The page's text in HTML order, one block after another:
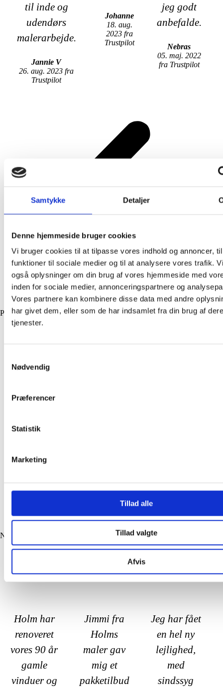
Samtykke Detaljer
Denne hjemmeside bruger cookies
Vi bruger cookies til at tilpasse vores indhold og annoncer,
funktioner til sociale medier og til at analysere vores trafik.
også oplysninger om din brug af vores hjemmeside med
inden for sociale medier, annonceringspartnere og
Vores partnere kan kombinere disse data med andre
har givet dem, eller som de har indsamlet fra din brug af
tjenester.
Nødvendig
Præferencer
Statistik
Marketing
Tillad alle
Tillad valgte
Afvis
til inde og
udendørs
malerarbejde.
Jannie V
26. aug. 2023 fra
Trustpilot
Johanne
18. aug.
2023 fra
Trustpilot
jeg godt
anbefalde.
Nebras
05. maj. 2022
fra Trustpilot
Previous
Next
Holm har
renoveret
vores 90 år
gamle
vinduer og
Jimmi fra
Holms
maler gav
mig et
pakketilbud
Jeg har fået
en hel ny
lejlighed,
med
sindssyg